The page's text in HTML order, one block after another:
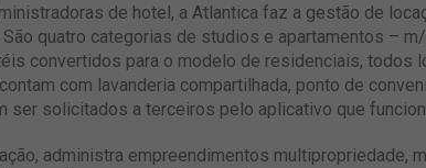
de hotel, a Atlantica faz a gestão de
quatro categorias de studios e apartamentos –
convertidos para o modelo de residenciais,
com lavanderia compartilhada, ponto de
ser solicitados a terceiros pelo aplicativo que
administra empreendimentos